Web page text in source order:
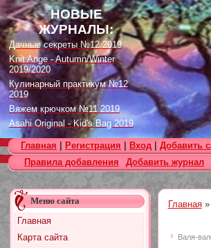
НОВЫЕ
ЖУРНАЛЫ:
Дачные секреты №12 2019
Knit Ange - Autumn/Winter
2019/2020
Кулинарный практикум №12
2019
Вяжем крючком №11 2019
Asahi Original - Kid's Bag 2019
Цветок. Спецвыпуск №4 2019
Designs in Machine Embroidery
№116 2019
Burda Örgü dergisi №2 2019
Loopy Mango Knitting: 34
Fashionable Pieces You Can
Make in a Day
Craft Stamper - January 2020
Главная Регистрация Вход Добавить
Правила добавления
Добавить журнал
Меню сайта
Главная
Карта сайта
Главная»
Валя-